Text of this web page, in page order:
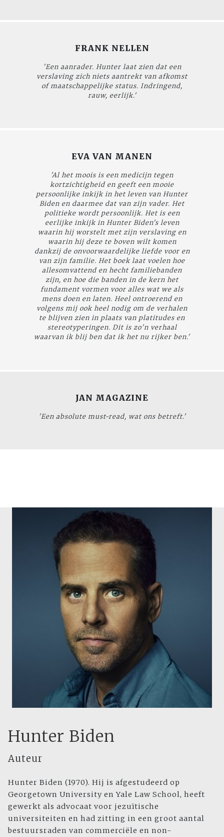
FRANK NELLEN
'Een aanrader. Hunter laat zien dat een
verslaving zich niets aantrekt van afkomst
of maatschappelijke status. Indringend,
rauw, eerlijk.'
EVA VAN MANEN
'Al het moois is een medicijn tegen
kortzichtigheid en geeft een mooie
persoonlijke inkijk in het leven van Hunter
Biden en daarmee dat van zijn vader. Het
politieke wordt persoonlijk. Het is een
eerlijke inkijk in Hunter Biden's leven
waarin hij worstelt met zijn verslaving en
waarin hij deze te boven wilt komen
dankzij de onvoorwaardelijke liefde voor en
van zijn familie. Het boek laat voelen hoe
allesomvattend en hecht familiebanden
zijn, en hoe die banden in de kern het
fundament vormen voor alles wat we als
mens doen en laten. Heel ontroerend en
volgens mij ook heel nodig om de verhalen
te blijven zien in plaats van platitudes en
stereotyperingen. Dit is zo'n verhaal
waarvan ik blij ben dat ik het nu rijker ben.'
JAN MAGAZINE
'Een absolute must-read, wat ons betreft.'
Hunter Biden
Auteur
Hunter Biden (1970). Hij is afgestudeerd op
Georgetown University en Yale Law School, heeft
gewerkt als advocaat voor jezuïtische
universiteiten en had zitting in een groot aantal
bestuursraden van commerciële en non-